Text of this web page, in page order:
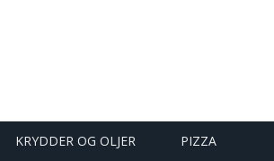
KRYDDER OG OLJER PIZZA